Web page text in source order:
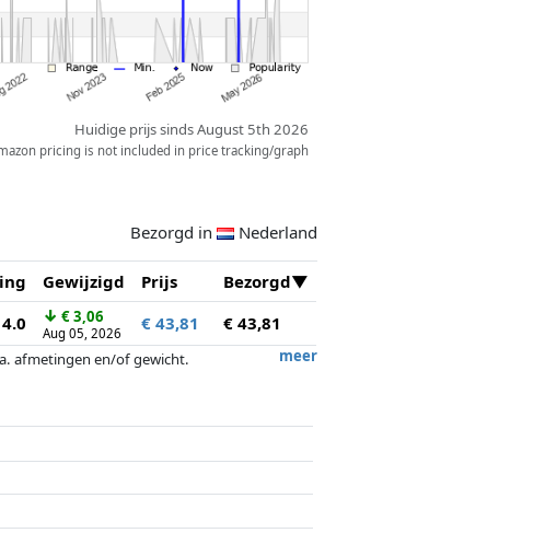
Huidige prijs sinds August 5th 2026
pricing is not included in price tracking/graph
Bezorgd in Nederland
Gewijzigd Prijs
Bezorgd
↓ € 3,06
Aug 05, 2026 € 43,81 € 43,81
meer
afmetingen en/of gewicht.